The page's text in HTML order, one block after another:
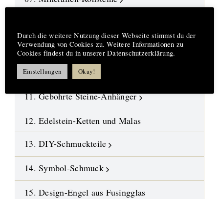
09. Kristalle
10. Polierte Steine-Trommelsteine
11. Gebohrte Steine-Anhänger
12. Edelstein-Ketten und Malas
13. DIY-Schmuckteile
14. Symbol-Schmuck
15. Design-Engel aus Fusingglas
Durch die weitere Nutzung dieser Webseite stimmst du der
Verwendung von Cookies zu. Weitere Informationen zu
Cookies findest du in unserer Datenschutzerklärung.
Einstellungen Okay!